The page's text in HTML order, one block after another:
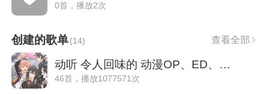
0首，播放2次
创建的歌单(14) 查看全部
动听 令人回味的 动漫OP、ED、插曲
46首，播放1077571次